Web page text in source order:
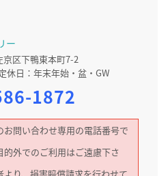
ー
京区下鴨東本町7-2
休日：年末年始・盆・GW
1872
問い合わせ専用の電話番号で
外でのご利用はご遠慮下さ
り、損害賠償請求を行わせて